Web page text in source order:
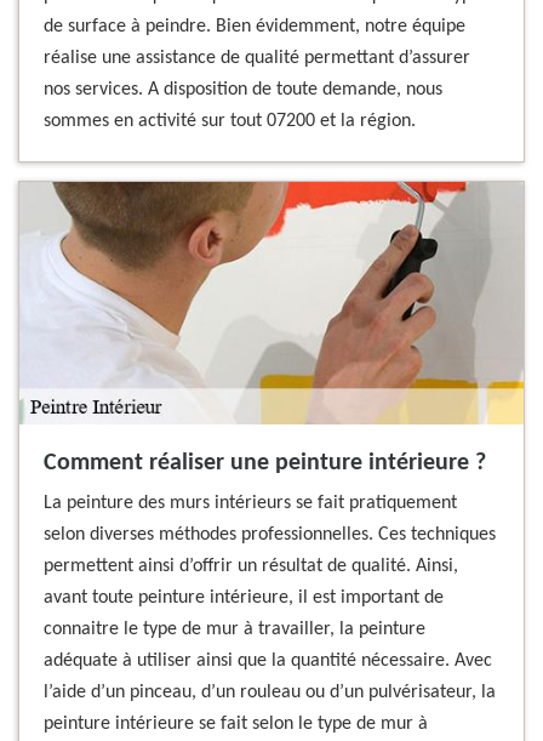
de surface à peindre. Bien évidemment, notre équipe
réalise une assistance de qualité permettant d’assurer
nos services. A disposition de toute demande, nous
sommes en activité sur tout 07200 et la région.
Comment réaliser une peinture intérieure ?
La peinture des murs intérieurs se fait pratiquement
selon diverses méthodes professionnelles. Ces techniques
permettent ainsi d’offrir un résultat de qualité. Ainsi,
avant toute peinture intérieure, il est important de
connaitre le type de mur à travailler, la peinture
adéquate à utiliser ainsi que la quantité nécessaire. Avec
l’aide d’un pinceau, d’un rouleau ou d’un pulvérisateur, la
peinture intérieure se fait selon le type de mur à